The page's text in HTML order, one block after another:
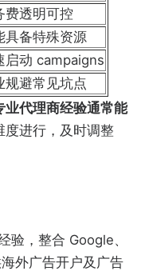
费透明可控
具备特殊资源
启动 campaigns
规避常见坑点
业代理商经验通常能
度进行，及时调整
验，整合 Google、
外广告开户及广告